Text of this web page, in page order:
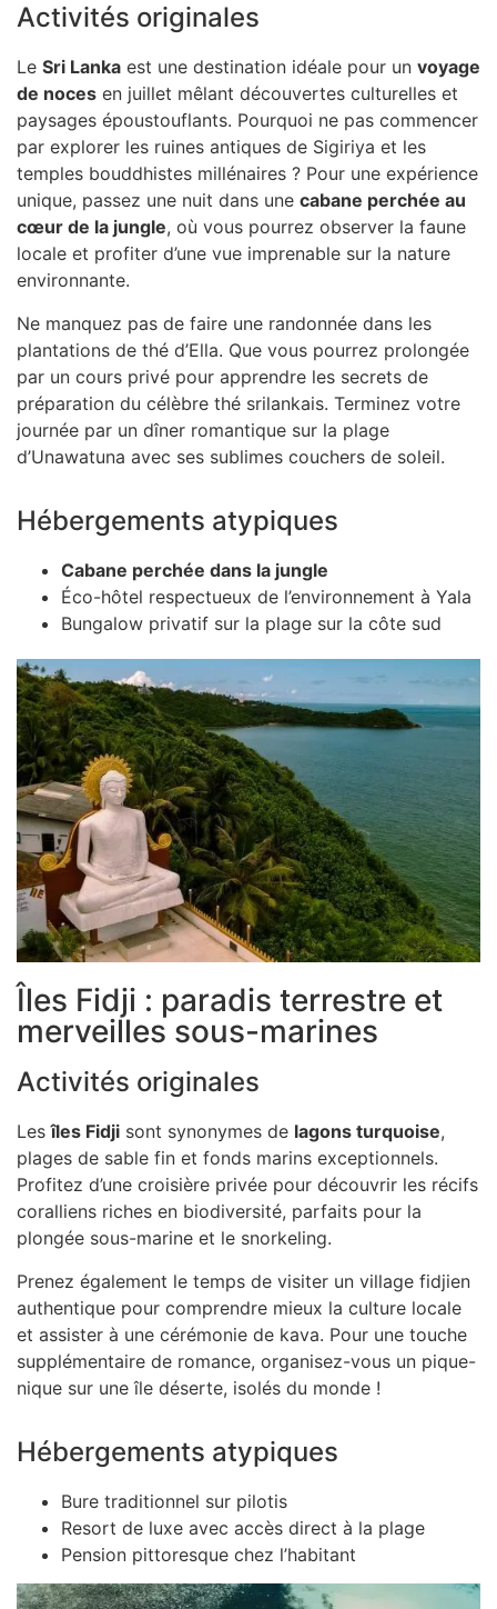
Activités originales
Le Sri Lanka est une destination idéale pour un voyage
de noces en juillet mêlant découvertes culturelles et
paysages époustouflants. Pourquoi ne pas commencer
par explorer les ruines antiques de Sigiriya et les
temples bouddhistes millénaires ? Pour une expérience
unique, passez une nuit dans une cabane perchée au
cœur de la jungle, où vous pourrez observer la faune
locale et profiter d’une vue imprenable sur la nature
environnante.
Ne manquez pas de faire une randonnée dans les
plantations de thé d’Ella. Que vous pourrez prolongée
par un cours privé pour apprendre les secrets de
préparation du célèbre thé srilankais. Terminez votre
journée par un dîner romantique sur la plage
d’Unawatuna avec ses sublimes couchers de soleil.
Hébergements atypiques
Cabane perchée dans la jungle
Éco-hôtel respectueux de l’environnement à Yala
Bungalow privatif sur la plage sur la côte sud
Îles Fidji : paradis terrestre et
merveilles sous-marines
Activités originales
Lesîles Fidji sont synonymes de lagons turquoise,
plages de sable fin et fonds marins exceptionnels.
Profitez d’une croisière privée pour découvrir les récifs
coralliens riches en biodiversité, parfaits pour la
plongée sous-marine et le snorkeling.
Prenez également le temps de visiter un village fidjien
authentique pour comprendre mieux la culture locale
et assister à une cérémonie de kava. Pour une touche
supplémentaire de romance, organisez-vous un pique-
nique sur une île déserte, isolés du monde !
Hébergements atypiques
Bure traditionnel sur pilotis
Resort de luxe avec accès direct à la plage
Pension pittoresque chez l’habitant